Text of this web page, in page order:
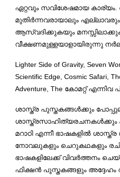
ഏറ്റവും സവിശേഷമായ കാര്യം.
മുതിർന്നവരായാലും എല്ലാവരും
ആസ്വദിക്കുകയും
വീക്ഷണമുള്ളയാളായിരുന്നു
Lighter Side of Gravity, Seven
Scientific Edge, Cosmic Safari,
Adventure, The കോമറ്റ്
ശാസ്ത്ര പുസ്തകങ്ങൾക്കും
ശാസ്ത്രസാഹിത്യരചനകൾക്കും
മറാഠി എന്നീ ഭാഷകളിൽ
നോവലുകളും ചെറുകഥകളും
ഭാഷകളിലേക്ക് വിവർത്തനം
ഫിക്ഷൻ പുസ്തകങ്ങളും അദ്ദേഹം